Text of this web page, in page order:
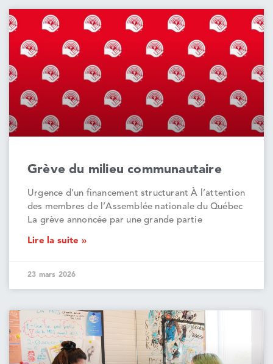
Grève du milieu communautaire
Urgence d’un financement structurant À l’attention
des membres de l’Assemblée nationale du Québec
La grève annoncée par une grande partie
Lire la suite »
23 mars 2026